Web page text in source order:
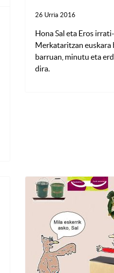
26 Urria 2016
Hona Sal eta Eros
Merkataritzan euskara
barruan, minutu eta
dira.